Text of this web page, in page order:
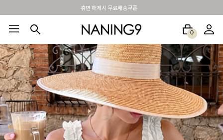
BEST 포토리뷰 - 매주 2명추첨 3만원쿠폰
0
BEST100🤍 NEW5% 베스트재진행 썸머여행룩 아울렛 하객&모임룩